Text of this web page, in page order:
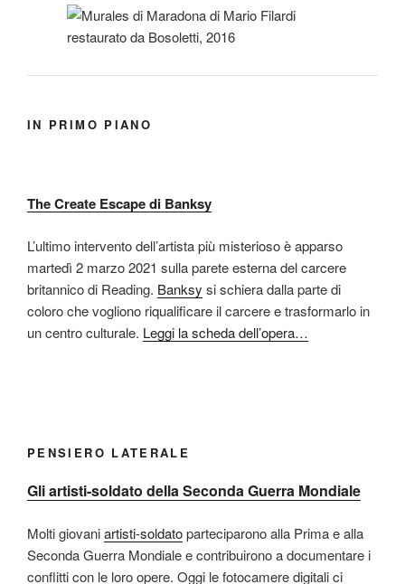
IN PRIMO PIANO
The Create Escape di Banksy
L’ultimo intervento dell’artista più misterioso è apparso
martedì 2 marzo 2021 sulla parete esterna del carcere
britannico di Reading. Banksy si schiera dalla parte di
coloro che vogliono riqualificare il carcere e trasformarlo in
un centro culturale. Leggi la scheda dell’opera…
PENSIERO LATERALE
Gli artisti-soldato della Seconda Guerra Mondiale
Molti giovaniartisti-soldatoparteciparono alla Prima e alla
Seconda Guerra Mondiale e contribuirono a documentare i
conflitti con le loro opere. Oggi le fotocamere digitali ci